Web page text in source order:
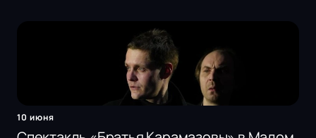
10 июня